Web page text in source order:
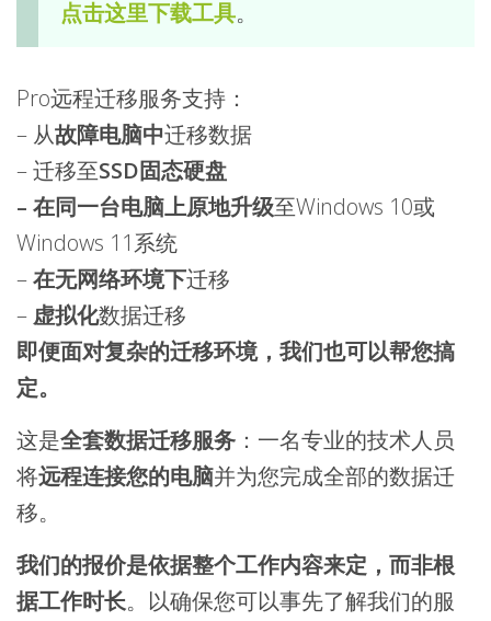
点击这里下载工具。
Pro远程迁移服务支持：
– 从故障电脑中迁移数据
– 迁移至SSD固态硬盘
– 在同一台电脑上原地升级至Windows 10或
Windows 11系统
–在无网络环境下迁移
– 虚拟化数据迁移
即便面对复杂的迁移环境，我们也可以帮您搞
定。
这是全套数据迁移服务 ：一名专业的技术人员
将远程连接您的电脑并为您完成全部的数据迁
移。
我们的报价是依据整个工作内容来定，而非根
据工作时长。以确保您可以事先了解我们的服